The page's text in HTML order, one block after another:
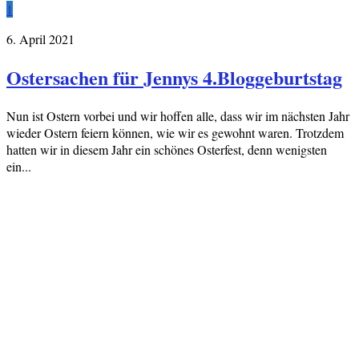
1
6. April 2021
Ostersachen für Jennys 4.Bloggeburtstag
Nun ist Ostern vorbei und wir hoffen alle, dass wir im nächsten Jahr
wieder Ostern feiern können, wie wir es gewohnt waren. Trotzdem
hatten wir in diesem Jahr ein schönes Osterfest, denn wenigsten
ein...